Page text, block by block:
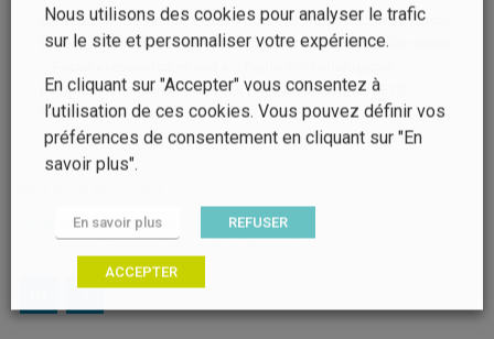
Citation :Louis Amiot, Vincent Dubreuil, Josette Launay, Elodie
Bardon, Florence Massa, et al.. Diagnostic Climatique Territorial
[Rapport de recherche] CRESEB ; Région Bretagne ; LETG
Rennes. 2021, pp.146.
#adaptation au changement climatique #aide à la décision
#changement climatique #inondation
Nous utilisons des cookies pour analyser le trafic
sur le site et personnaliser votre expérience.
En cliquant sur "Accepter" vous consentez à
l’utilisation de ces cookies. Vous pouvez définir vos
préférences de consentement en cliquant sur "En
savoir plus".
En savoir plus REFUSER
ACCEPTER